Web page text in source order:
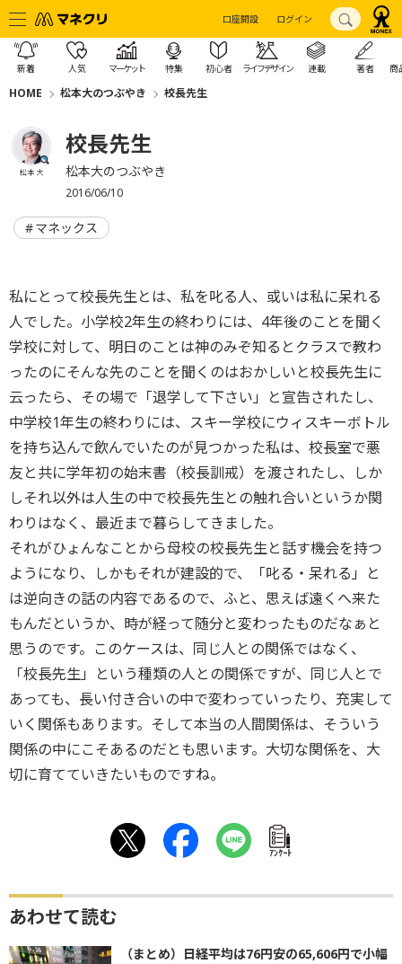
口座開設 ログイン
新着 人気 マーケット 特集 初心者 ライフデザイン 連載 著者 商
HOME 松本大のつぶやき 校長先生
松本 大
校長先生
松本大のつぶやき
2016/06/10
マネックス
私にとって校長先生とは、私を叱る人、或いは私に呆れる
人でした。小学校2年生の終わりには、4年後のことを聞く
学校に対して、明日のことは神のみぞ知るとクラスで教わ
ったのにそんな先のことを聞くのはおかしいと校長先生に
云ったら、その場で「退学して下さい」と宣告されたし、
中学校1年生の終わりには、スキー学校にウィスキーボトル
を持ち込んで飲んでいたのが見つかった私は、校長室で悪
友と共に学年初の始末書（校長訓戒）を渡されたし、しか
しそれ以外は人生の中で校長先生との触れ合いというか関
わりはなく、最近まで暮らしてきました。
それがひょんなことから母校の校長先生と話す機会を持つ
ようになり、しかもそれが建設的で、「叱る・呆れる」と
は逆向きの話の内容であるので、ふと、思えば遠くへ来た
もんだというか、時が経って随分と変わったものだなぁと
思うのです。このケースは、同じ人との関係ではなく、
「校長先生」という種類の人との関係ですが、同じ人とで
あっても、長い付き合いの中で変わっていったり、充実して
いく関係もあります。そして本当の人間関係は、そういう
関係の中にこそあるのだとも思います。大切な関係を、大
切に育てていきたいものですね。
ｱﾝｹｰﾄ
あわせて読む
（まとめ）日経平均は76円安の65,606円で小幅